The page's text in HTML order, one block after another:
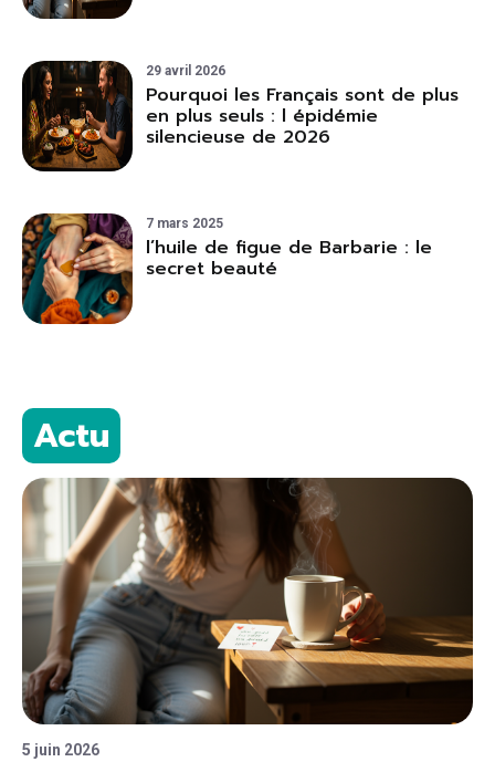
29 avril 2026
Pourquoi les Français sont de plus
en plus seuls : l épidémie
silencieuse de 2026
7 mars 2025
l’huile de figue de Barbarie : le
secret beauté
Actu
5 juin 2026